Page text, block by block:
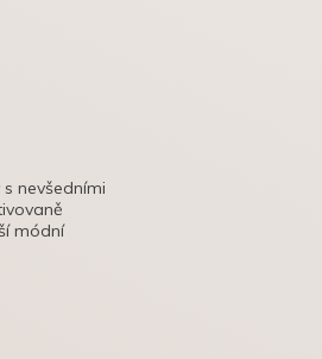
nevšedními
módní